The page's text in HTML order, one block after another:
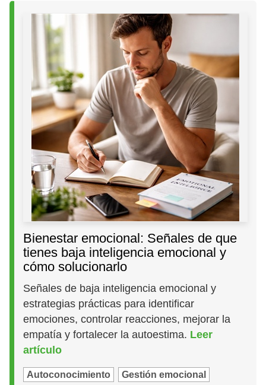
Bienestar emocional: Señales de que
tienes baja inteligencia emocional y
cómo solucionarlo
Señales de baja inteligencia emocional y
estrategias prácticas para identificar
emociones, controlar reacciones, mejorar la
empatía y fortalecer la autoestima. Leer
artículo
Autoconocimiento Gestión emocional